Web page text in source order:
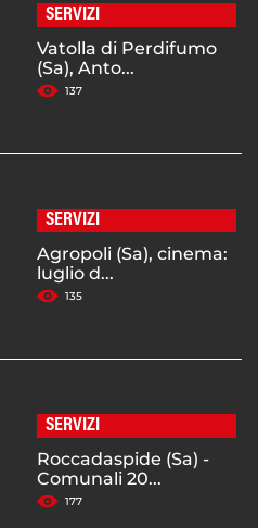
SERVIZI
Vatolla di Perdifumo
(Sa), Anto...
137
SERVIZI
Agropoli (Sa), cinema:
luglio d...
135
SERVIZI
Roccadaspide (Sa) -
Comunali 20...
177